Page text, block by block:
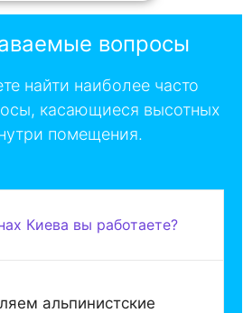
вопросы
найти наиболее часто
касающиеся высотных
помещения.
Киева вы работаете?
альпинистские